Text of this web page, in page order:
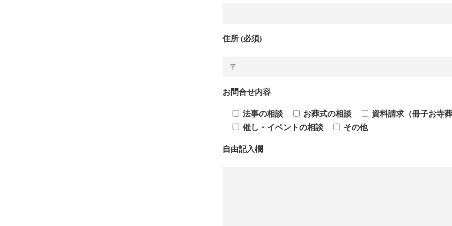
住所 (必須)
お問合せ内容
法事の相談 お葬式の相談
資料請求（冊子お寺葬
催し・イベントの相談
その他
自由記入欄